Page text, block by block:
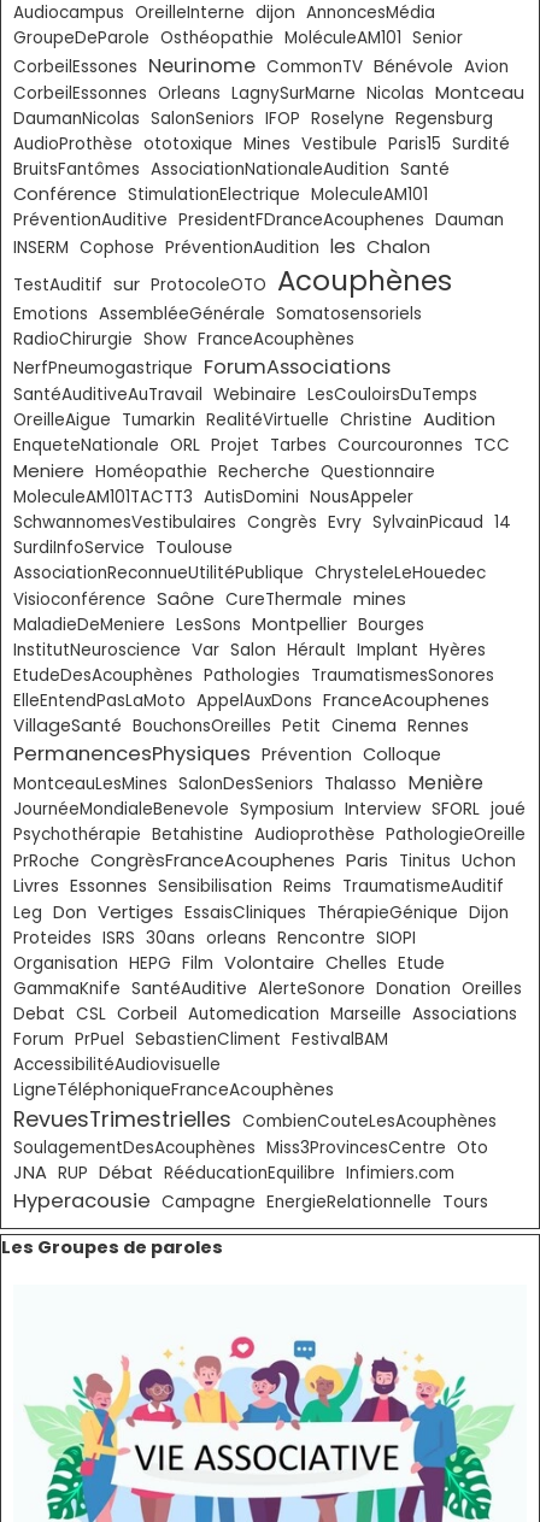
Audiocampus OreilleInterne dijon AnnoncesMédia
GroupeDeParole Osthéopathie MoléculeAM101 Senior
CorbeilEssones Neurinome CommonTV Bénévole Avion
CorbeilEssonnes Orleans LagnySurMarne Nicolas Montceau
DaumanNicolas SalonSeniors IFOP Roselyne Regensburg
AudioProthèse ototoxique Mines Vestibule Paris15 Surdité
BruitsFantômes AssociationNationaleAudition Santé
Conférence StimulationElectrique MoleculeAM101
PréventionAuditive PresidentFDranceAcouphenes Dauman
INSERM Cophose PréventionAudition les Chalon
TestAuditif sur ProtocoleOTO Acouphènes
Emotions AssembléeGénérale Somatosensoriels
RadioChirurgie Show FranceAcouphènes
NerfPneumogastrique ForumAssociations
SantéAuditiveAuTravail Webinaire LesCouloirsDuTemps
OreilleAigue Tumarkin RealitéVirtuelle Christine Audition
EnqueteNationale ORL Projet Tarbes Courcouronnes TCC
Meniere Homéopathie Recherche Questionnaire
MoleculeAM101TACTT3 AutisDomini NousAppeler
SchwannomesVestibulaires Congrès Evry SylvainPicaud 14
SurdiInfoService Toulouse
AssociationReconnueUtilitéPublique ChrysteleLeHouedec
Visioconférence Saône CureThermale mines
MaladieDeMeniere LesSons Montpellier Bourges
InstitutNeuroscience Var Salon Hérault Implant Hyères
EtudeDesAcouphènes Pathologies TraumatismesSonores
ElleEntendPasLaMoto AppelAuxDons FranceAcouphenes
VillageSanté BouchonsOreilles Petit Cinema Rennes
PermanencesPhysiques Prévention Colloque
MontceauLesMines SalonDesSeniors Thalasso Menière
JournéeMondialeBenevole Symposium Interview SFORL joué
Psychothérapie Betahistine Audioprothèse PathologieOreille
PrRoche CongrèsFranceAcouphenes Paris Tinitus Uchon
Livres Essonnes Sensibilisation Reims TraumatismeAuditif
Leg Don Vertiges EssaisCliniques ThérapieGénique Dijon
Proteides ISRS 30ans orleans Rencontre SIOPI
Organisation HEPG Film Volontaire Chelles Etude
GammaKnife SantéAuditive AlerteSonore Donation Oreilles
Debat CSL Corbeil Automedication Marseille Associations
Forum PrPuel SebastienCliment FestivalBAM
AccessibilitéAudiovisuelle
LigneTéléphoniqueFranceAcouphènes
RevuesTrimestrielles CombienCouteLesAcouphènes
SoulagementDesAcouphènes Miss3ProvincesCentre Oto
JNA RUP Débat RééducationEquilibre Infimiers.com
Hyperacousie Campagne EnergieRelationnelle Tours
Sauter le bloc Les Groupes de paroles
Les Groupes de paroles